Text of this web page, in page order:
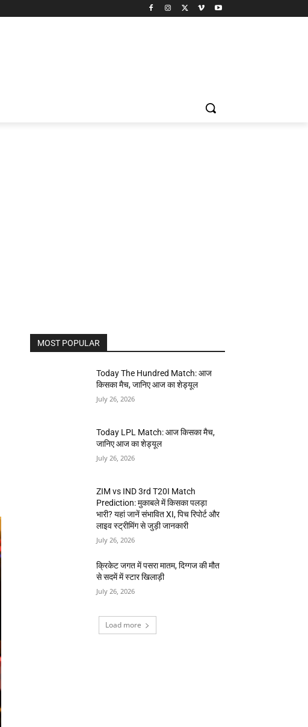
MOST POPULAR
Today The Hundred Match: आज
किसका मैच, जानिए आज का शेड्यूल
July 26, 2026
Today LPL Match: आज किसका मैच,
जानिए आज का शेड्यूल
July 26, 2026
ZIM vs IND 3rd T20I Match
Prediction: मुकाबले में किसका पलड़ा
भारी? यहां जानें संभावित XI, पिच रिपोर्ट और
लाइव स्ट्रीमिंग से जुड़ी जानकारी
July 26, 2026
क्रिकेट जगत में पसरा मातम, दिग्गज की मौत
से सदमें में स्टार खिलाड़ी
July 26, 2026
Load more